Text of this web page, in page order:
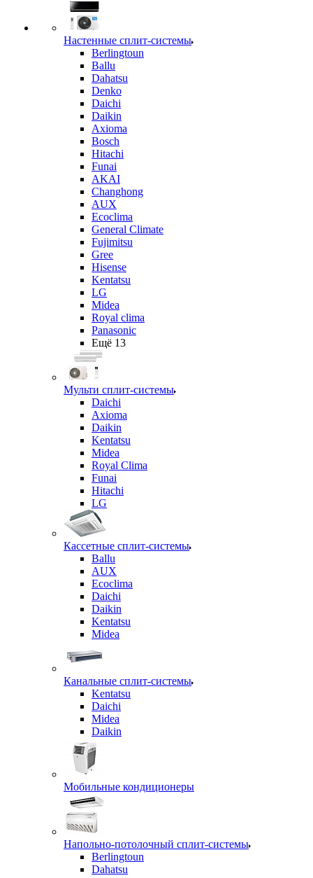
Настенные сплит-системы
Berlingtoun
Ballu
Dahatsu
Denko
Daichi
Daikin
Axioma
Bosch
Hitachi
Funai
AKAI
Changhong
AUX
Ecoclima
General Climate
Fujimitsu
Gree
Hisense
Kentatsu
LG
Midea
Royal clima
Panasonic
Ещё 13
Мульти сплит-системы
Daichi
Axioma
Daikin
Kentatsu
Midea
Royal Clima
Funai
Hitachi
LG
Кассетные сплит-системы
Ballu
AUX
Ecoclima
Daichi
Daikin
Kentatsu
Midea
Канальные сплит-системы
Kentatsu
Daichi
Midea
Daikin
Мобильные кондиционеры
Напольно-потолочный сплит-системы
Berlingtoun
Dahatsu